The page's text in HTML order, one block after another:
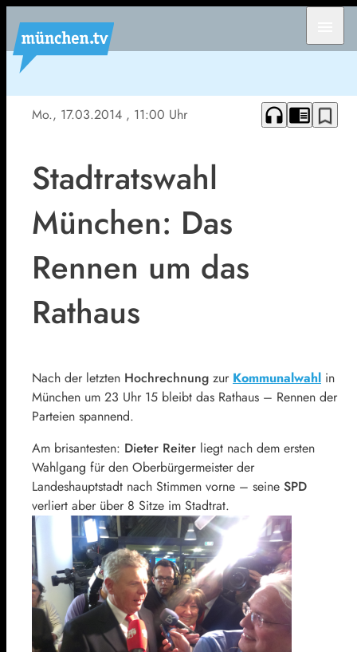
Mo., 17.03.2014 , 11:00 Uhr headphones chrome_reader_mode bookmark_border
Stadtratswahl
München: Das
Rennen um das
Rathaus
Nach der letzten Hochrechnung zur Kommunalwahl in
München um 23 Uhr 15 bleibt das Rathaus – Rennen der
Parteien spannend.
Am brisantesten: Dieter Reiter liegt nach dem ersten
Wahlgang für den Oberbürgermeister der
Landeshauptstadt nach Stimmen vorne – seine SPD
verliert aber über 8 Sitze im Stadtrat.